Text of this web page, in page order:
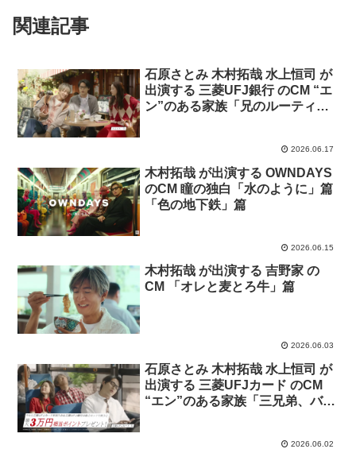
関連記事
石原さとみ 木村拓哉 水上恒司 が
出演する 三菱UFJ銀行 のCM “エ
ン”のある家族「兄のルーティ
2026.06.17
木村拓哉 が出演する OWNDAYS
のCM 瞳の独白「水のように」篇
「色の地下鉄」篇
2026.06.15
木村拓哉 が出演する 吉野家 の
CM 「オレと麦とろ牛」篇
2026.06.03
石原さとみ 木村拓哉 水上恒司 が
出演する 三菱UFJカード のCM
“エン”のある家族「三兄弟、バス
2026.06.02